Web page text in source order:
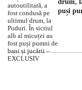
drum,
puși